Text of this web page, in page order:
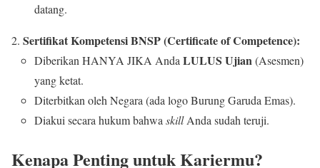
datang.
Sertifikat Kompetensi BNSP (Certificate of Competence):
Diberikan HANYA JIKA Anda LULUS Ujian(Asesmen)
yang ketat.
Diterbitkan oleh Negara (ada logo Burung Garuda Emas).
Diakui secara hukum bahwa skillAnda sudah teruji.
Kenapa Penting untuk Kariermu?